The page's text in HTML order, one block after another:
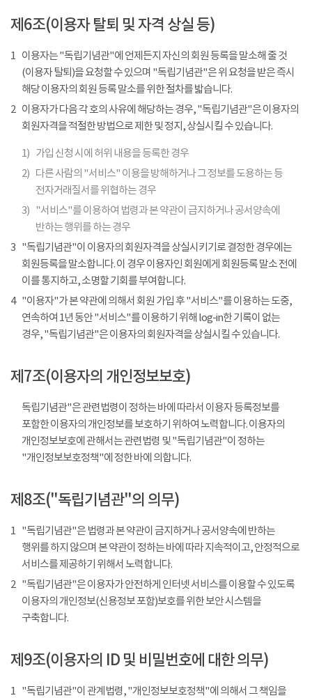
제6조(이용자 탈퇴 및 자격 상실 등)
1 이용자는 "독립기념관"에 언제든지 자신의 회원 등록을 말소해 줄 것
(이용자 탈퇴)을 요청할 수 있으며 "독립기념관"은 위 요청을 받은 즉시
해당 이용자의 회원 등록 말소를 위한 절차를 밟습니다.
2 이용자가 다음 각 호의 사유에 해당하는 경우, "독립기념관"은 이용자의
회원자격을 적절한 방법으로 제한 및 정지, 상실시킬 수 있습니다.
1) 가입 신청 시에 허위 내용을 등록한 경우
2) 다른 사람의 "서비스" 이용을 방해하거나 그 정보를 도용하는 등
전자거래질서를 위협하는 경우
3) "서비스"를 이용하여 법령과 본 약관이 금지하거나 공서양속에
반하는 행위를 하는 경우
3 "독립기념관"이 이용자의 회원자격을 상실시키기로 결정한 경우에는
회원등록을 말소합니다. 이 경우 이용자인 회원에게 회원등록 말소 전에
이를 통지하고, 소명할 기회를 부여합니다.
4
"이용자"가 본 약관에 의해서 회원 가입 후 "서비스"를 이용하는 도중,
연속하여 1년 동안 "서비스"를 이용하기 위해 log-in한 기록이 없는
경우, "독립기념관"은 이용자의 회원자격을 상실시킬 수 있습니다.
제7조(이용자의 개인정보보호)
독립기념관"은 관련법령이 정하는 바에 따라서 이용자 등록정보를
포함한 이용자의 개인정보를 보호하기 위하여 노력합니다. 이용자의
개인정보보호에 관해서는 관련법령 및 "독립기념관"이 정하는
"개인정보보호정책"에 정한 바에 의합니다.
제8조("독립기념관"의 의무)
1 "독립기념관"은 법령과 본 약관이 금지하거나 공서양속에 반하는
행위를 하지 않으며 본 약관이 정하는 바에 따라 지속적이고, 안정적으로
서비스를 제공하기 위해서 노력합니다.
2 "독립기념관"은 이용자가 안전하게 인터넷 서비스를 이용할 수 있도록
이용자의 개인정보(신용정보 포함)보호를 위한 보안 시스템을
구축합니다.
제9조(이용자의 ID 및 비밀번호에 대한 의무)
1 "독립기념관"이 관계법령, "개인정보보호정책"에 의해서 그 책임을